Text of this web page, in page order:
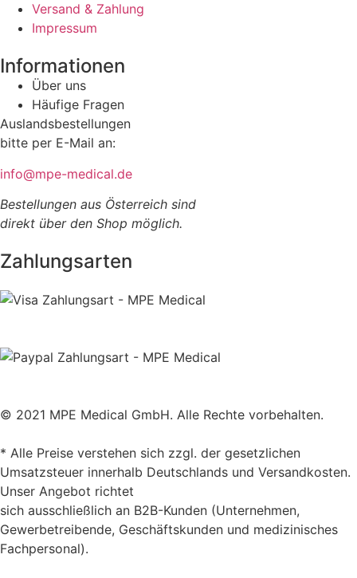
Versand & Zahlung
Impressum
Informationen
Über uns
Häufige Fragen
Auslandsbestellungen
bitte per E-Mail an:
info@mpe-medical.de
Bestellungen aus Österreich sind
direkt über den Shop möglich.
Zahlungsarten
© 2021 MPE Medical GmbH. Alle Rechte vorbehalten.
* Alle Preise verstehen sich zzgl. der gesetzlichen
Umsatzsteuer innerhalb Deutschlands und Versandkosten.
Unser Angebot richtet
sich ausschließlich an B2B-Kunden (Unternehmen,
Gewerbetreibende, Geschäftskunden und medizinisches
Fachpersonal).